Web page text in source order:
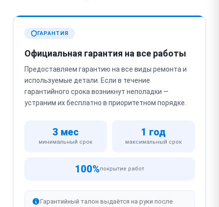
ГАРАНТИЯ
Официальная гарантия на все работы
Предоставляем гарантию на все виды ремонта и
используемые детали. Если в течение
гарантийного срока возникнут неполадки —
устраним их бесплатно в приоритетном порядке.
3 мес
минимальный срок
1 год
максимальный срок
100%покрытие работ
Гарантийный талон выдаётся на руки после